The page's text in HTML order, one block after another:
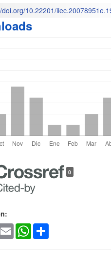
doi.org/10.22201/
0
Email WhatsApp